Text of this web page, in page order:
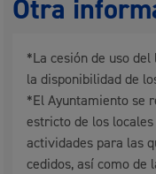
Otra
*La cesión de uso
la disponibilidad de
*El Ayuntamiento se
estricto de los
actividades para las
cedidos, así como de